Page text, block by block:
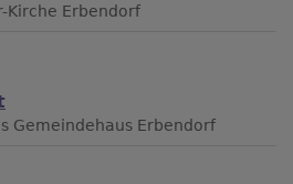
Kirche Erbendorf
Gemeindehaus Erbendorf